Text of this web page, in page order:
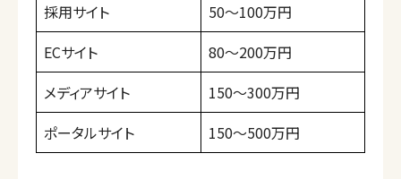
採用サイト
50〜100万円
ECサイト
80〜200万円
メディアサイト
150〜300万円
ポータルサイト
150〜500万円